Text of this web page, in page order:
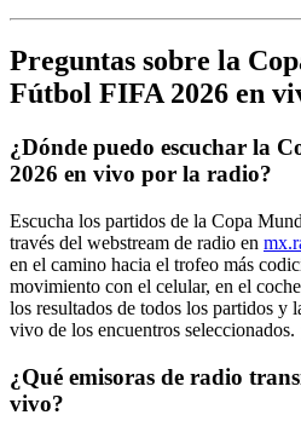
Preguntas sobre la
Fútbol FIFA 2026 en
¿Dónde puedo escuchar la
2026 en vivo por la radio?
Escucha los partidos de la Copa
través del webstream de radio en
en el camino hacia el trofeo más
movimiento con el celular, en el
los resultados de todos los partidos y
vivo de los encuentros
¿Qué emisoras de radio
vivo?